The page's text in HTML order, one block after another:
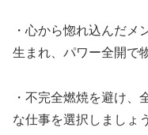
・心から惚れ込んだメ
生まれ、パワー全開で
・不完全燃焼を避け、
な仕事を選択しましょ